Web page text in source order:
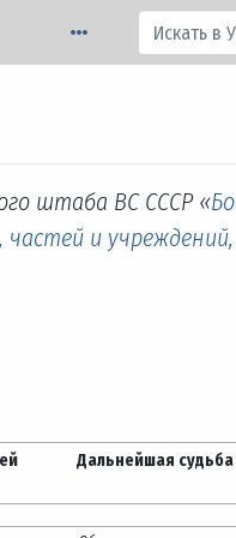
штаба ВС СССР «
частей и
Дальнейшая судьба